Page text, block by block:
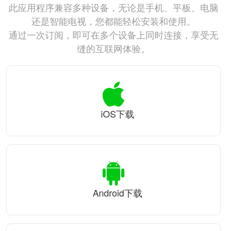
此应用程序兼容多种设备，无论是手机、平板、电脑
还是智能电视，您都能轻松安装和使用。
通过一次订阅，即可在多个设备上同时连接，享受无
缝的互联网体验。
iOS下载
Android下载